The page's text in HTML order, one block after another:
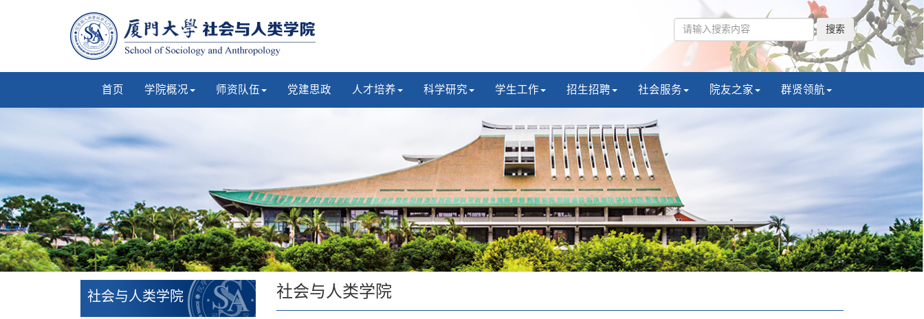
搜索
首页 学院概况 师资队伍 党建思政 人才培养 科学研究 学生工作 招生招聘 社会服务 院友之家 群贤领航
社会与人类学院 社会与人类学院